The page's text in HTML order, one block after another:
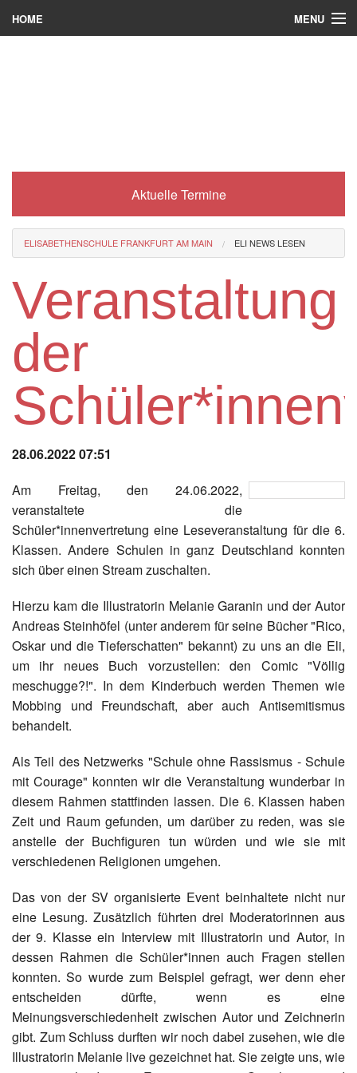
HOME MENU
Eli-Portal
Berufsorientierung
Förderverein
Instagram
Los
Aktuelle Termine
ELISABETHENSCHULE FRANKFURT AM MAIN ELI NEWS LESEN
Veranstaltung
der
28.06.2022 07:51
Am Freitag, den 24.06.2022,
veranstaltete die
Schüler*innenvertretung eine Leseveranstaltung für die 6.
Klassen. Andere Schulen in ganz Deutschland konnten
sich über einen Stream zuschalten.
Hierzu kam die Illustratorin Melanie Garanin und der Autor
Andreas Steinhöfel (unter anderem für seine Bücher "Rico,
Oskar und die Tieferschatten" bekannt) zu uns an die Eli,
um ihr neues Buch vorzustellen: den Comic "Völlig
meschugge?!". In dem Kinderbuch werden Themen wie
Mobbing und Freundschaft, aber auch Antisemitismus
behandelt.
Als Teil des Netzwerks "Schule ohne Rassismus - Schule
mit Courage" konnten wir die Veranstaltung wunderbar in
diesem Rahmen stattfinden lassen. Die 6. Klassen haben
Zeit und Raum gefunden, um darüber zu reden, was sie
anstelle der Buchfiguren tun würden und wie sie mit
verschiedenen Religionen umgehen.
Das von der SV organisierte Event beinhaltete nicht nur
eine Lesung. Zusätzlich führten drei Moderatorinnen aus
der 9. Klasse ein Interview mit Illustratorin und Autor, in
dessen Rahmen die Schüler*innen auch Fragen stellen
konnten. So wurde zum Beispiel gefragt, wer denn eher
entscheiden dürfte, wenn es eine
Meinungsverschiedenheit zwischen Autor und Zeichnerin
gibt. Zum Schluss durften wir noch dabei zusehen, wie die
Illustratorin Melanie live gezeichnet hat. Sie zeigte uns, wie